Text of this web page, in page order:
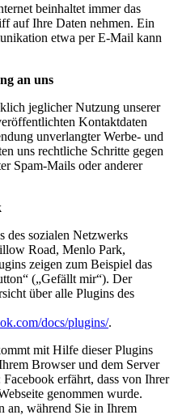
beinhaltet immer das
auf Ihre Daten nehmen. Ein
etwa per E-Mail kann
an uns
jeglicher Nutzung unserer
Kontaktdaten
unverlangter Werbe- und
uns rechtliche Schritte gegen
Spam-Mails oder anderer
des sozialen Netzwerks
Road, Menlo Park,
zeigen zum Beispiel das
(„Gefällt mir“). Der
über alle Plugins des
docs/plugins/.
mit Hilfe dieser Plugins
Browser und dem Server
erfährt, dass von Ihrer
genommen wurde.
an, während Sie in Ihrem